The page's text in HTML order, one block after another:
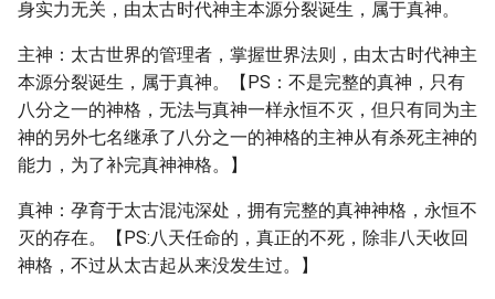
身实力无关，由太古时代神主本源分裂诞生，属于真神。
主神：太古世界的管理者，掌握世界法则，由太古时代神主
本源分裂诞生，属于真神。【PS：不是完整的真神，只有
八分之一的神格，无法与真神一样永恒不灭，但只有同为主
神的另外七名继承了八分之一的神格的主神从有杀死主神的
能力，为了补完真神神格。】
真神：孕育于太古混沌深处，拥有完整的真神神格，永恒不
灭的存在。【PS:八天任命的，真正的不死，除非八天收回
神格，不过从太古起从来没发生过。】